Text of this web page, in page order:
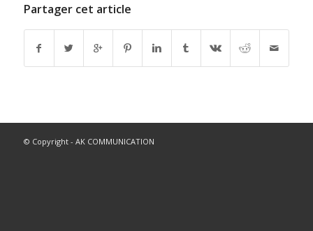
Partager cet article
© Copyright - AK COMMUNICATION